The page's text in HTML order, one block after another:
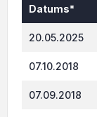
Datums*
20.05.2025
07.10.2018
07.09.2018